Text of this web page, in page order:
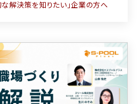
解決策を知りたい」企業の方へ